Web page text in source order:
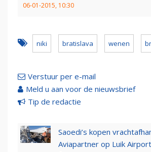
06-01-2015, 10:30
niki bratislava wenen
Verstuur per e-mail
Meld u aan voor de nieuwsbrief
Tip de redactie
Saoedi’s kopen
Aviapartner op Luik Airport